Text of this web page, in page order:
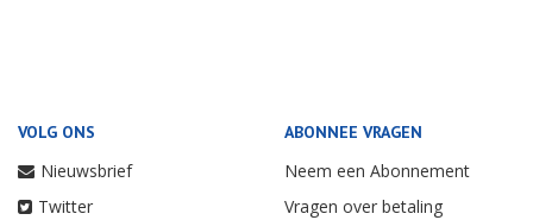
VOLG ONS
Nieuwsbrief
Twitter
ABONNEE VRAGEN
Neem een Abonnement
Vragen over betaling